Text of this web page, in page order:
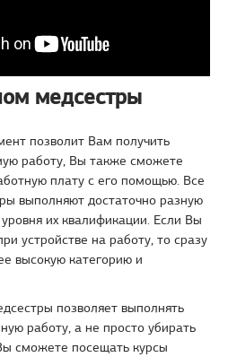
медсестры
позволит Вам получить
работу, Вы также сможете
плату с его помощью. Все
выполняют достаточно разную
их квалификации. Если Вы
устройстве на работу, то сразу
высокую категорию и
позволяет выполнять
работу, а не просто убирать
сможете посещать курсы